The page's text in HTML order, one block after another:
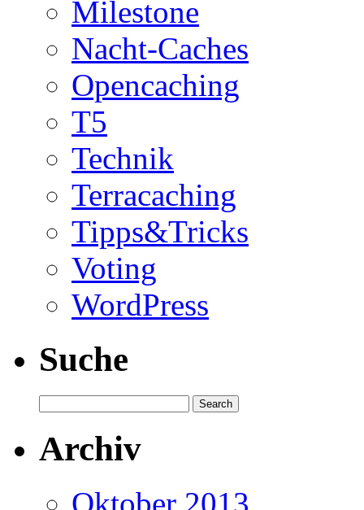
Milestone
Nacht-Caches
Opencaching
T5
Technik
Terracaching
Tipps&Tricks
Voting
WordPress
Suche
Archiv
Oktober 2013